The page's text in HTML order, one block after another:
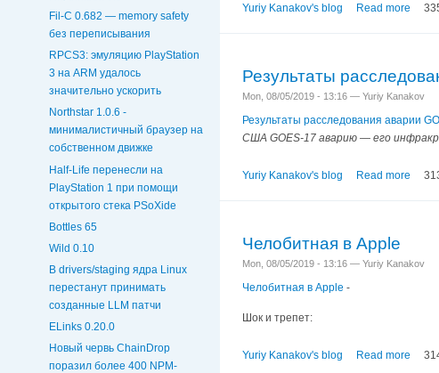
Fil-C 0.682 — memory safety
без переписывания
RPCS3: эмуляцию PlayStation
3 на ARM удалось
значительно ускорить
Northstar 1.0.6 -
минималистичный браузер на
собственном движке
Half-Life перенесли на
PlayStation 1 при помощи
открытого стека PSoXide
Bottles 65
Wild 0.10
В drivers/staging ядра Linux
перестанут принимать
созданные LLM патчи
ELinks 0.20.0
Новый червь ChainDrop
поразил более 400 NPM-
Yuriy Kanakov's blog Read more
Результаты
Mon, 08/05/2019 - 13:16 — Yuriy Kanakov
Результаты расследования аварии
США GOES-17 аварию — его
Yuriy Kanakov's blog Read more
Челобитная в Apple
Mon, 08/05/2019 - 13:16 — Yuriy Kanakov
Челобитная в Apple -
Шок и трепет:
Yuriy Kanakov's blog Read more